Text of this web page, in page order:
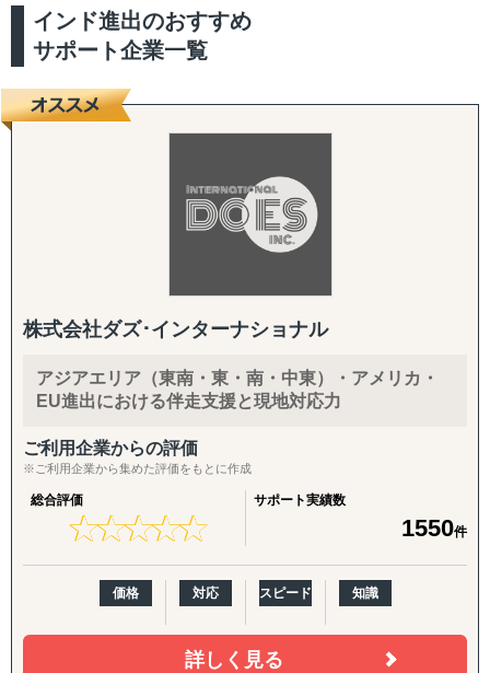
インド進出のおすすめ
サポート企業一覧
株式会社ダズ･インターナショナル
アジアエリア（東南・東・南・中東）・アメリカ・
EU進出における伴走支援と現地対応力
ご利用企業からの評価
※ご利用企業から集めた評価をもとに作成
総合評価
★★★★★
★★★★★
サポート実績数
1550件
価格 対応 スピード 知識
詳しく見る